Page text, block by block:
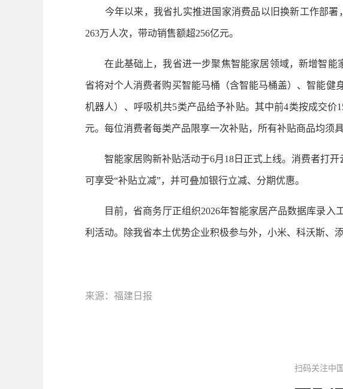
今年以来，我省扎实推进国家消费品以旧换新工作部署
263万人次，带动销售额超256亿元。
在此基础上，我省进一步聚焦智能家居领域，新增智能
省将对个人消费者购买智能马桶（含智能马桶盖）、智能
机器人）、呼吸机共5类产品给予补贴。其中前4类按成交价
元。每位消费者每类产品限享一次补贴，所有补贴商品均须
智能家居购新补贴活动于6月18日正式上线。消费者打开
可享受“补贴立减”，并可叠加银行立减、分期优惠。
目前，省商务厅正组织2026年智能家居产品数据库录入
利活动。除我省本土优势企业积极参与外，小米、科沃斯、
来源：福建日报
扫码关注中